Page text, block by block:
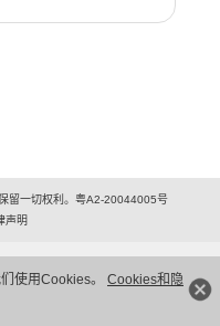
使用Cookies。 Cookies和隐
留一切权利。粤A2-20044005号
声明